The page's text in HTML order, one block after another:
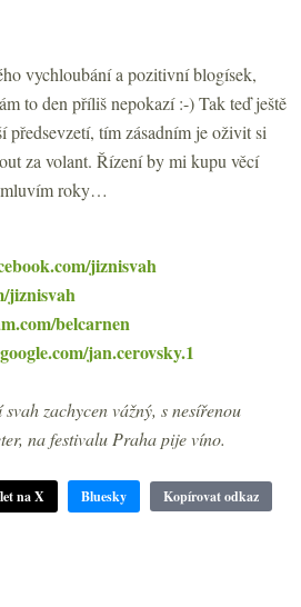
vychloubání a pozitivní blogísek,
to den příliš nepokazí :-) Tak teď ještě
předsevzetí, tím zásadním je oživit si
za volant. Řízení by mi kupu věcí
mluvím roky…
jiznisvah
jiznisvah
belcarnen
jan.cerovsky.1
zachycen vážný, s nesířenou
na festivalu Praha pije víno.
na X Bluesky Kopírovat odkaz